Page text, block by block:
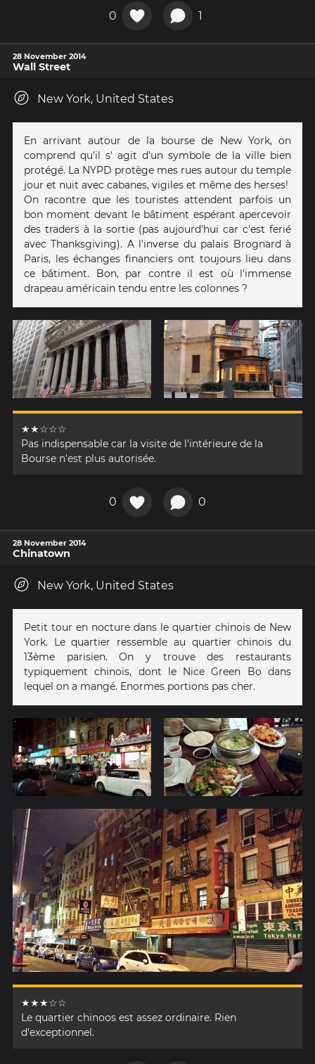
0 1
28 November 2014
Wall Street
New York, United States
En arrivant autour de la bourse de New York, on
comprend qu'il s' agit d'un symbole de la ville bien
protégé. La NYPD protège mes rues autour du temple
jour et nuit avec cabanes, vigiles et même des herses!
On racontre que les touristes attendent parfois un
bon moment devant le bâtiment espérant apercevoir
des traders à la sortie (pas aujourd'hui car c'est ferié
avec Thanksgiving). A l'inverse du palais Brognard à
Paris, les échanges financiers ont toujours lieu dans
ce bâtiment. Bon, par contre il est où l'immense
drapeau américain tendu entre les colonnes ?
★★☆☆☆
Pas indispensable car la visite de l'intérieure de la
Bourse n'est plus autorisée.
0 0
28 November 2014
Chinatown
New York, United States
Petit tour en nocture dans le quartier chinois de New
York. Le quartier ressemble au quartier chinois du
13ème parisien. On y trouve des restaurants
typiquement chinois, dont le Nice Green Bo dans
lequel on a mangé. Enormes portions pas cher.
★★★☆☆
Le quartier chinoos est assez ordinaire. Rien
d'exceptionnel.